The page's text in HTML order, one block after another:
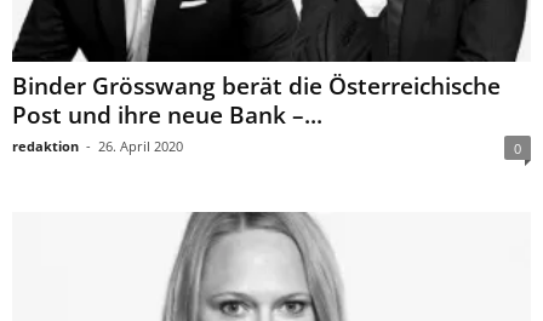
Binder Grösswang berät die Österreichische
Post und ihre neue Bank –...
redaktion - 26. April 2020 0